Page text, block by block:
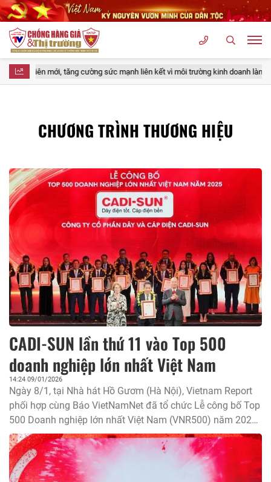
viên mới, tăng cường sức mạnh liên kết vì môi trường kinh doanh lành mạnh
CHƯƠNG TRÌNH THƯƠNG HIỆU
CADI-SUN lần thứ 11 vào Top 500
doanh nghiệp lớn nhất Việt Nam
14:24 09/01/2026
Ngày 8/1, tại Nhà hát Hồ Gươm (Hà Nội), Vietnam Report
phối hợp cùng Báo VietNamNet đã tổ chức Lễ công bố Top
500 Doanh nghiệp lớn nhất Việt Nam (VNR500) năm 2025.
Đây là bảng xếp hạng uy tín, được xem là thước đo phản
ánh năng lực vận hành, quy mô phát triển và sức bền
thương hiệu của các doanh nghiệp Việt.